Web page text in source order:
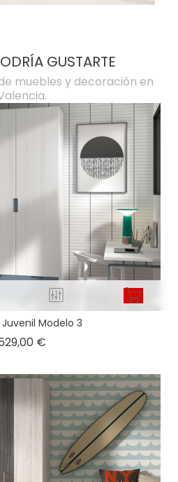
GUSTARTE
muebles y decoración en
Modelo 3
€Precio